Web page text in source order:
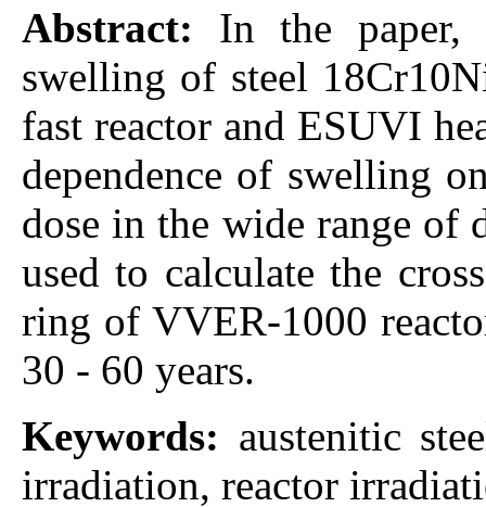
Abstract: In the paper,
swelling of steel
fast reactor and ESUVI
dependence of swelling
dose in the wide range of
used to calculate the
ring of VVER-1000
30 - 60 years.
Keywords: austenitic
irradiation, reactor